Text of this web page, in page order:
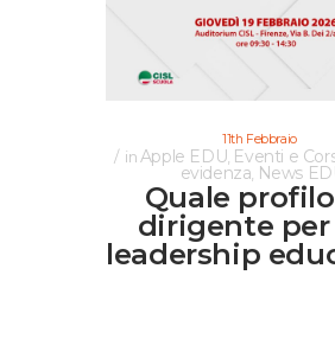
11th Febbraio
inApple EDU Eventi e
evidenza News
Quale
dirigente per
leadership